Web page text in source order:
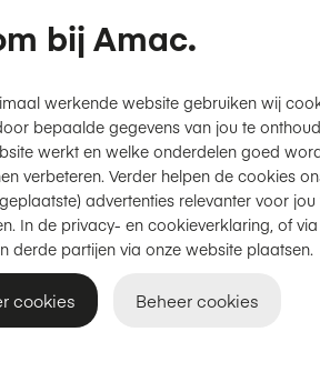
Openingstijden
Maandag
bij Amac.
werkende website gebruiken wij
bepaalde gegevens van jou te
werkt en welke onderdelen goed
verbeteren. Verder helpen de cookies
advertenties relevanter voor
In de privacy- en cookieverklaring, of
derde partijen via onze website plaatsen.
cookies Beheer cookies